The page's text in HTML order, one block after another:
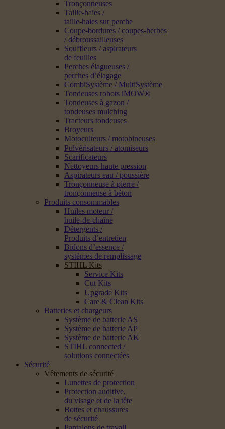
Tronçonneuses
Taille-haies /
taille-haies sur perche
Coupe-bordures / coupes-herbes
/ débroussailleuses
Souffleurs / aspirateurs
de feuilles
Perches élagueuses /
perches d’élagage
CombiSystème / MultiSystème
Tondeuses robots iMOW®
Tondeuses à gazon /
tondeuses mulching
Tracteurs tondeuses
Broyeurs
Motoculteurs / motobineuses
Pulvérisateurs / atomiseurs
Scarificateurs
Nettoyeurs haute pression
Aspirateurs eau / poussière
Tronçonneuse à pierre /
tronçonneuse à béton
Produits consommables
Huiles moteur /
huile-de-chaîne
Détergents /
Produits d’entretien
Bidons d’essence /
systèmes de remplissage
STIHL Kits
Service Kits
Cut Kits
Upgrade Kits
Care & Clean Kits
Batteries et chargeurs
Système de batterie AS
Système de batterie AP
Système de batterie AK
STIHL connected /
solutions connectées
Sécurité
Vêtements de sécurité
Lunettes de protection
Protection auditive,
du visage et de la tête
Bottes et chaussures
de sécurité